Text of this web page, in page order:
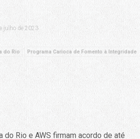
julho de 2023
do Rio
Programa Carioca de Fomento à Integridade
do Rio e AWS firmam acordo de até